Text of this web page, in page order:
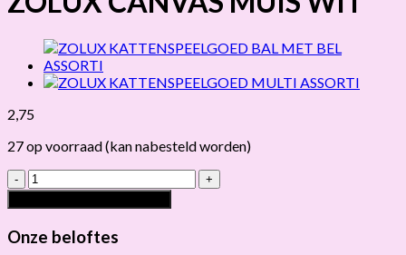
2,75
27 op voorraad (kan nabesteld worden)
ZOLUX
CANVAS
MUIS
WIT
hoeveelheid
Onze beloftes